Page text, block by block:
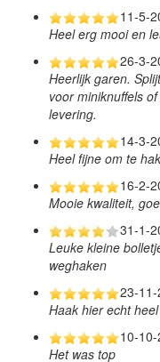
11-5-
Heel erg mooi en
26-3-
Heerlijk garen.
voor miniknuffels
levering.
14-3-
Heel fijne om te
16-2-
Mooie kwaliteit,
31-1-
Leuke kleine
weghaken
23-
Haak hier echt
10-
Het was top